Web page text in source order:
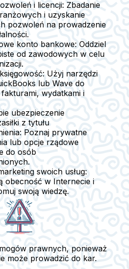
i licencji: Zbadanie
i uzyskanie
pozwoleń na prowadzenie
konto bankowe: Oddziel
od zawodowych w celu
Użyj narzędzi
lub Wave do
wydatkami i
ubezpieczenie
z tytułu
Poznaj prywatne
lub opcje rządowe
do osób
swoich usług:
obecność w Internecie i
swoją wiedzę.
prawnych, ponieważ
może prowadzić do kar.